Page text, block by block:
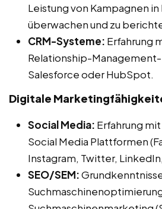
Leistung von Kampagnen in
überwachen und zu
CRM-Systeme: Erfahrung
Relationship-
Salesforce oder HubSpot.
Digitale
Social Media: Erfahrung
Social Media Plattformen
Instagram, Twitter,
SEO/SEM: